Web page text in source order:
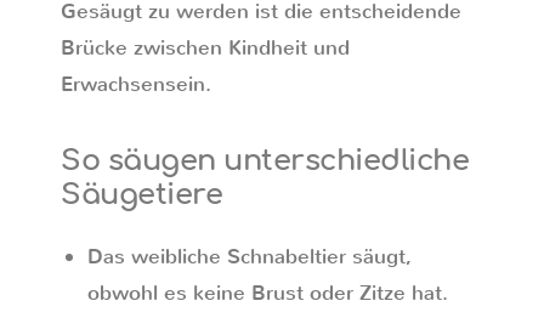
Gesäugt zu werden ist die entscheidende
Brücke zwischen Kindheit und
Erwachsensein.
So säugen unterschiedliche
Säugetiere
Das weibliche Schnabeltier säugt,
obwohl es keine Brust oder Zitze hat.